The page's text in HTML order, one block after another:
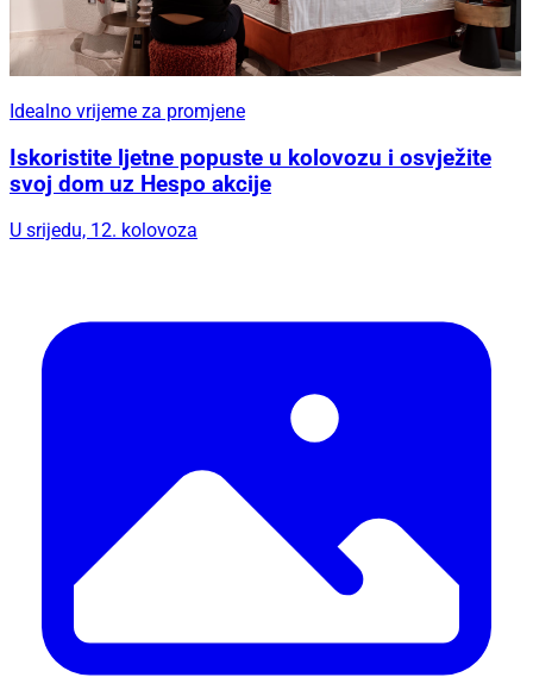
Idealno vrijeme za promjene
Iskoristite ljetne popuste u kolovozu i osvježite
svoj dom uz Hespo akcije
U srijedu, 12. kolovoza